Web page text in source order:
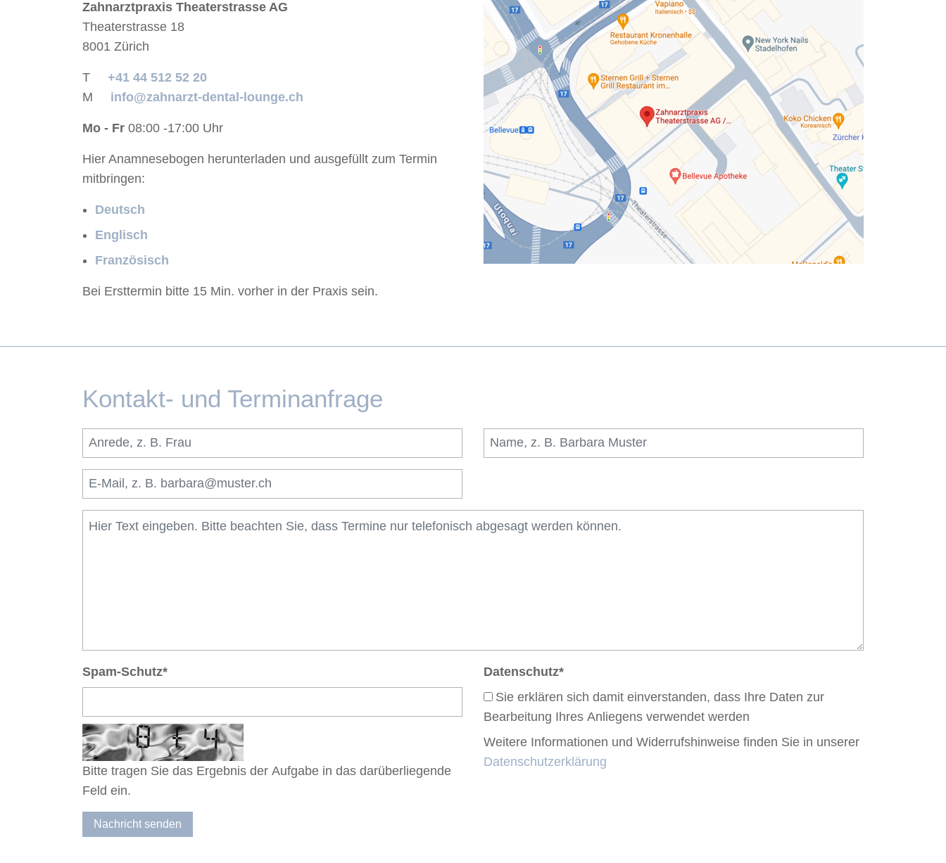
Zahnarztpraxis Theaterstrasse AG
Theaterstrasse 18
8001 Zürich
T +41 44 512 52 20
M info@zahnarzt-dental-lounge.ch
Mo - Fr 08:00 -17:00 Uhr
Hier Anamnesebogen herunterladen und ausgefüllt zum Termin
mitbringen:
Deutsch
Englisch
Französisch
Bei Ersttermin bitte 15 Min. vorher in der Praxis sein.
Kontakt- und Terminanfrage
Spam-Schutz*
Bitte tragen Sie das Ergebnis der Aufgabe in das darüberliegende
Feld ein.
Datenschutz*
Sie erklären sich damit einverstanden, dass Ihre Daten zur
Bearbeitung Ihres Anliegens verwendet werden
Weitere Informationen und Widerrufshinweise finden Sie in unserer
Datenschutzerklärung